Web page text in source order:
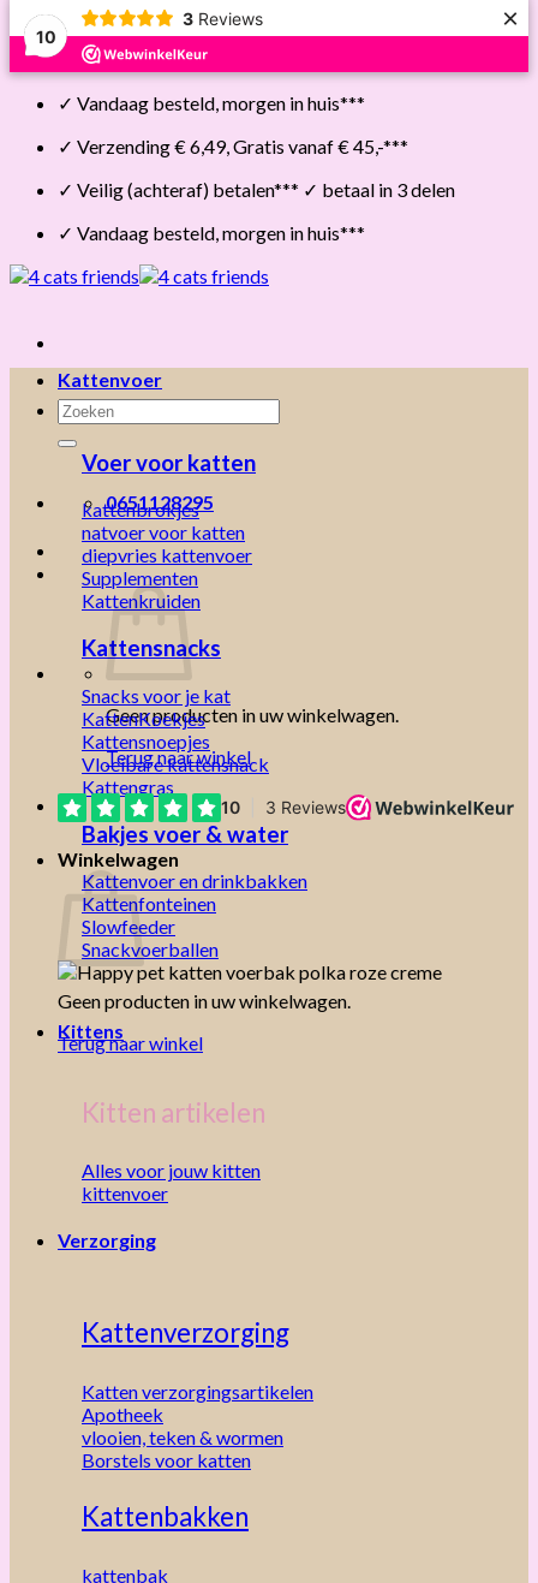
10
3 Reviews ×
Skip
✓ Vandaag besteld, morgen in huis***
✓ Verzending € 6,49, Gratis vanaf € 45,-***
✓ Veilig (achteraf) betalen*** ✓ betaal in 3 delen
✓ Vandaag besteld, morgen in huis***
Zoeken
naar:
0651128295
Geen producten in uw winkelwagen.
Terug naar winkel
Winkelwagen
Geen producten in uw winkelwagen.
Terug naar winkel
Kattenvoer
Voer voor katten
kattenbrokjes
natvoer voor katten
diepvries kattenvoer
Supplementen
Kattenkruiden
Kattensnacks
Snacks voor je kat
KattenKoekjes
Kattensnoepjes
Vloeibare kattensnack
Kattengras
Bakjes voer & water
Kattenvoer en drinkbakken
Kattenfonteinen
Slowfeeder
Snackvoerballen
Kittens
Kitten artikelen
Alles voor jouw kitten
kittenvoer
Verzorging
Kattenverzorging
Katten verzorgingsartikelen
Apotheek
vlooien, teken & wormen
Borstels voor katten
Kattenbakken
kattenbak